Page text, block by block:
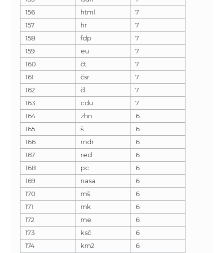
156
html
7
157
hr
7
158
fdp
7
159
eu
7
160
čt
7
161
čsr
7
162
čl
7
163
cdu
7
164
zhn
6
165
š
6
166
rndr
6
167
red
6
168
pc
6
169
nasa
6
170
mš
6
171
mk
6
172
me
6
173
ksč
6
174
km2
6